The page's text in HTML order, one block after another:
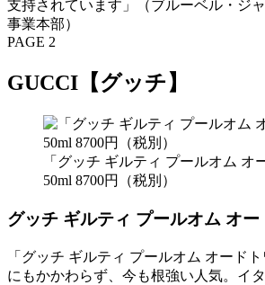
支持されています」（ブルーベル・ジ
事業本部）
PAGE 2
GUCCI【グッチ】
「グッチ ギルティ プールオム オ
50ml 8700円（税別）
グッチ ギルティ プールオム オー
「グッチ ギルティ プールオム オード
にもかかわらず、今も根強い人気。イ